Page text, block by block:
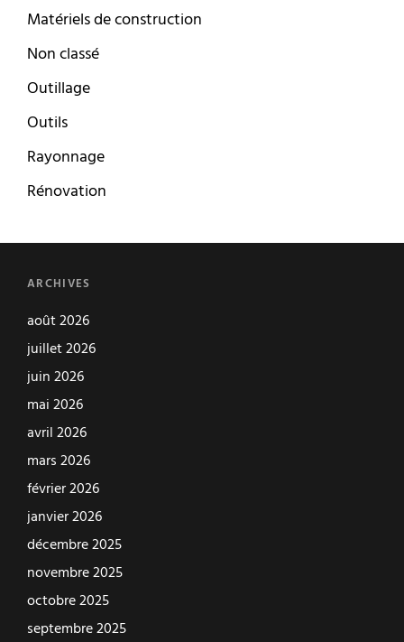
Matériels de construction
Non classé
Outillage
Outils
Rayonnage
Rénovation
ARCHIVES
août 2026
juillet 2026
juin 2026
mai 2026
avril 2026
mars 2026
février 2026
janvier 2026
décembre 2025
novembre 2025
octobre 2025
septembre 2025